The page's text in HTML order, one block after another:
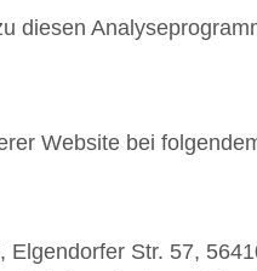
diesen
Website bei
Elgendorfer Str. 57,